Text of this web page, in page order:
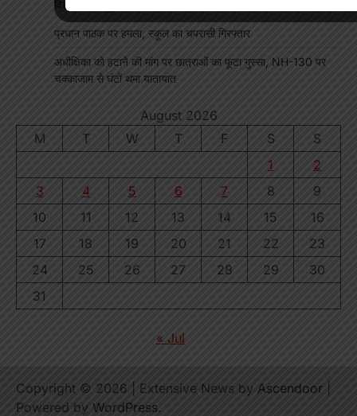
विद्यार्थियों का हुआ सम्मान
प्रधान पाठक पर हमला, स्कूल का चपरासी गिरफ्तार
अधीक्षिका को हटाने की मांग पर छात्राओं का फूटा गुस्सा, NH-130 पर
चक्काजाम से घंटों थमा यातायात
August 2026
M
T W T F S
S
1
2
3
4 5 6 7 8
9
10
11 12 13 14 15
16
17
18 19 20 21 22
23
24
25 26 27 28 29
30
31
« Jul
Copyright © 2026 | Extensive News by Ascendoor
Powered by WordPress.